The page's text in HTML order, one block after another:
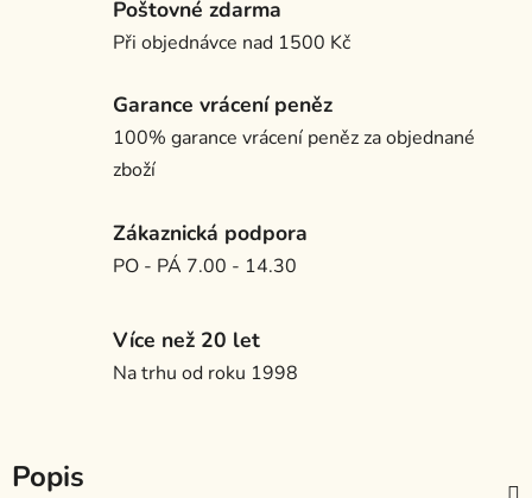
Poštovné zdarma
Při objednávce nad 1500 Kč
Garance vrácení peněz
100% garance vrácení peněz za objednané
zboží
Zákaznická podpora
PO - PÁ 7.00 - 14.30
Více než 20 let
Na trhu od roku 1998
Popis